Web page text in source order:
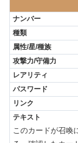
このカードが召喚